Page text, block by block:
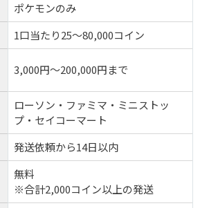
ポケモンのみ
1口当たり25～80,000コイン
3,000円～200,000円まで
ローソン・ファミマ・ミニストッ
プ・セイコーマート
発送依頼から14日以内
無料
※合計2,000コイン以上の発送